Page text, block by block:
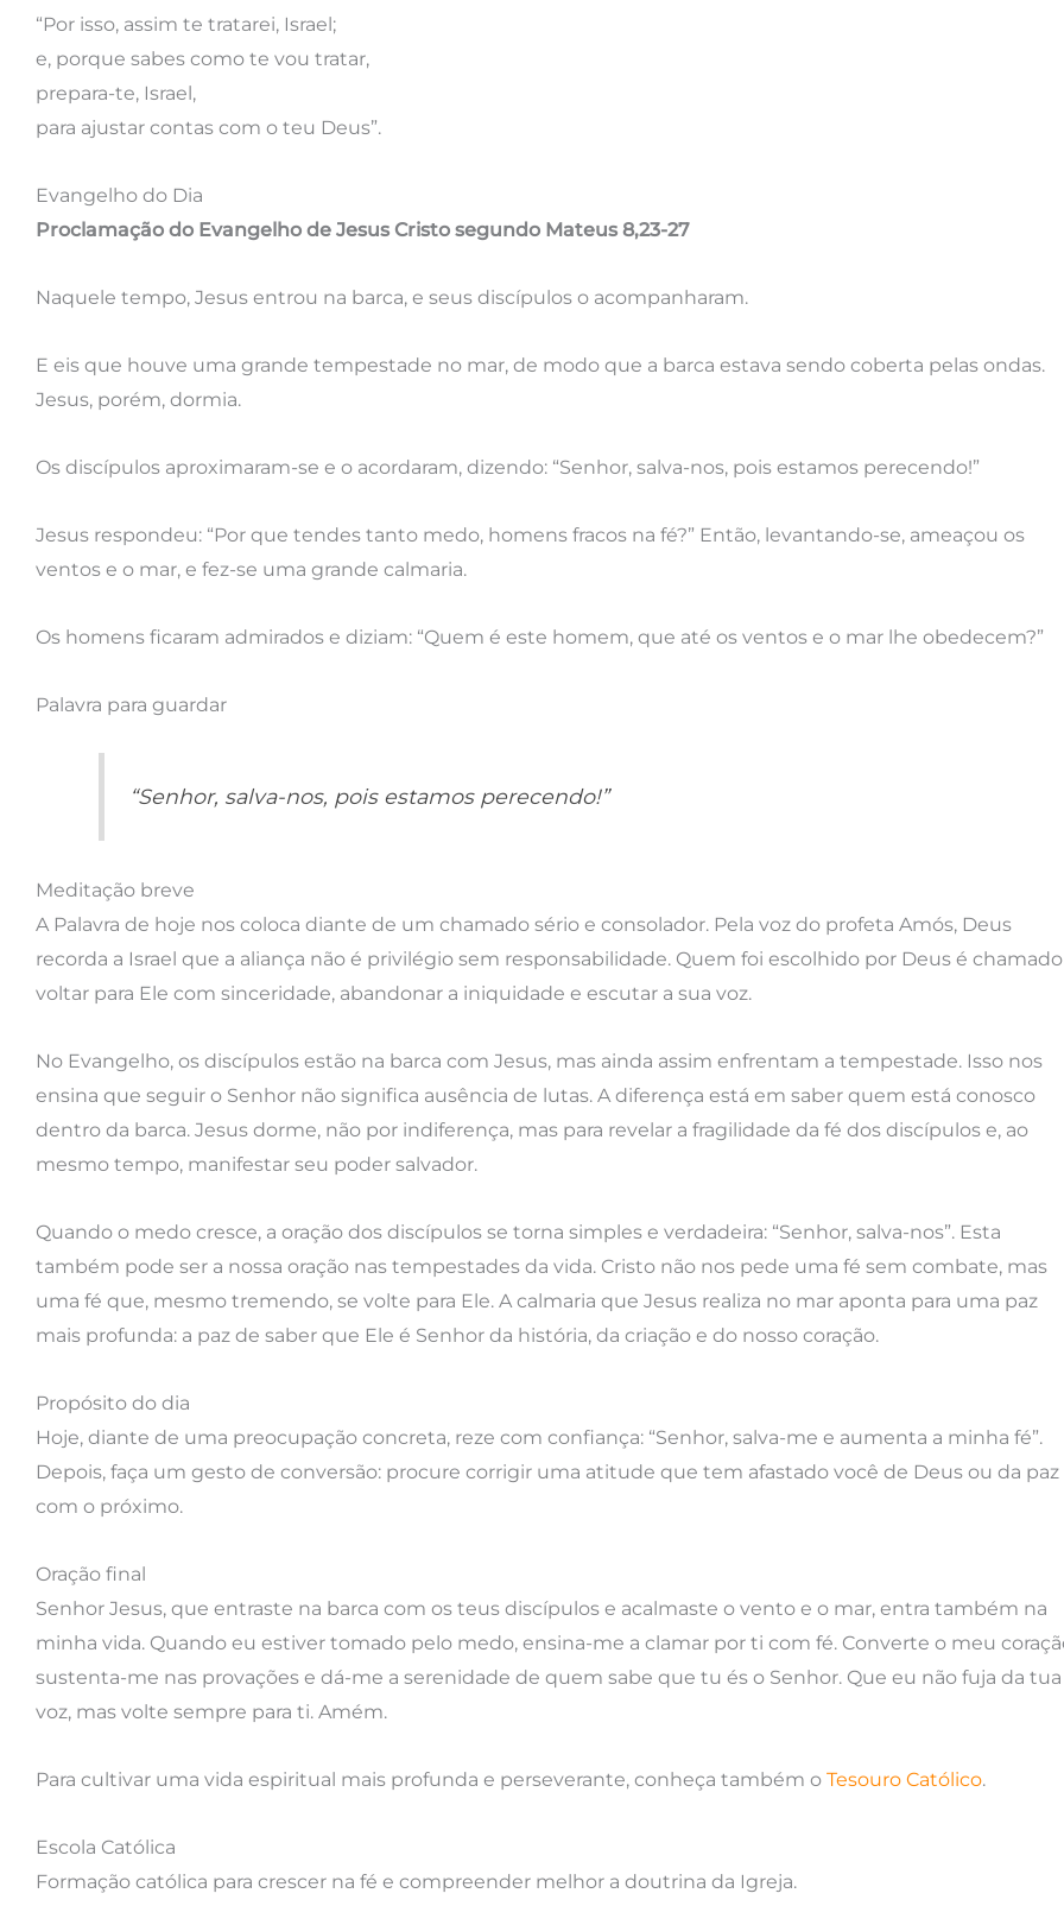
“Por isso, assim te tratarei, Israel;
e, porque sabes como te vou tratar,
prepara-te, Israel,
para ajustar contas com o teu Deus”.
Evangelho do Dia
Proclamação do Evangelho de Jesus Cristo segundo Mateus 8,23-27
Naquele tempo, Jesus entrou na barca, e seus discípulos o acompanharam.
E eis que houve uma grande tempestade no mar, de modo que a barca estava sendo coberta pelas ondas.
Jesus, porém, dormia.
Os discípulos aproximaram-se e o acordaram, dizendo: “Senhor, salva-nos, pois estamos perecendo!”
Jesus respondeu: “Por que tendes tanto medo, homens fracos na fé?” Então, levantando-se, ameaçou os
ventos e o mar, e fez-se uma grande calmaria.
Os homens ficaram admirados e diziam: “Quem é este homem, que até os ventos e o mar lhe obedecem?”
Palavra para guardar
“Senhor, salva-nos, pois estamos perecendo!”
Meditação breve
A Palavra de hoje nos coloca diante de um chamado sério e consolador. Pela voz do profeta Amós, Deus
recorda a Israel que a aliança não é privilégio sem responsabilidade. Quem foi escolhido por Deus é
voltar para Ele com sinceridade, abandonar a iniquidade e escutar a sua voz.
No Evangelho, os discípulos estão na barca com Jesus, mas ainda assim enfrentam a tempestade. Isso nos
ensina que seguir o Senhor não significa ausência de lutas. A diferença está em saber quem está conosco
dentro da barca. Jesus dorme, não por indiferença, mas para revelar a fragilidade da fé dos discípulos e, ao
mesmo tempo, manifestar seu poder salvador.
Quando o medo cresce, a oração dos discípulos se torna simples e verdadeira: “Senhor, salva-nos”. Esta
também pode ser a nossa oração nas tempestades da vida. Cristo não nos pede uma fé sem combate, mas
uma fé que, mesmo tremendo, se volte para Ele. A calmaria que Jesus realiza no mar aponta para uma paz
mais profunda: a paz de saber que Ele é Senhor da história, da criação e do nosso coração.
Propósito do dia
Hoje, diante de uma preocupação concreta, reze com confiança: “Senhor, salva-me e aumenta a minha fé”.
Depois, faça um gesto de conversão: procure corrigir uma atitude que tem afastado você de Deus ou da paz
com o próximo.
Oração final
Senhor Jesus, que entraste na barca com os teus discípulos e acalmaste o vento e o mar, entra também na
minha vida. Quando eu estiver tomado pelo medo, ensina-me a clamar por ti com fé. Converte o meu
sustenta-me nas provações e dá-me a serenidade de quem sabe que tu és o Senhor. Que eu não fuja da tua
voz, mas volte sempre para ti. Amém.
Para cultivar uma vida espiritual mais profunda e perseverante, conheça também o Tesouro Católico.
Escola Católica
Formação católica para crescer na fé e compreender melhor a doutrina da Igreja.